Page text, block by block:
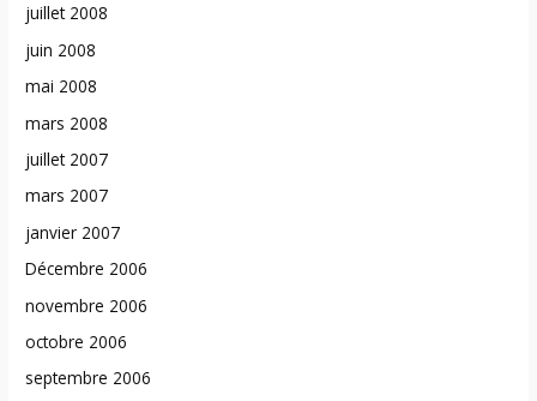
juillet 2008
juin 2008
mai 2008
mars 2008
juillet 2007
mars 2007
janvier 2007
Décembre 2006
novembre 2006
octobre 2006
septembre 2006